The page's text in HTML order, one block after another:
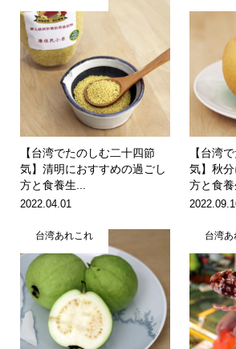
【台湾でたのしむ二十四節
気】清明におすすめの過ごし
方と食養生...
2022.04.01
【台湾
気】秋
方と食
台湾あれこれ 台湾